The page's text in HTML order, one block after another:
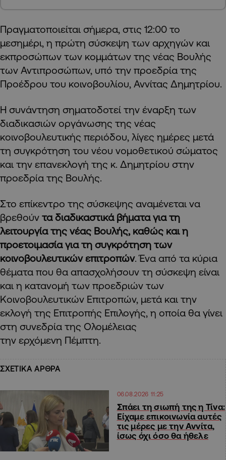
Πραγματοποιείται σήμερα, στις 12:00 το
μεσημέρι, η πρώτη σύσκεψη των αρχηγών και
εκπροσώπων των κομμάτων της νέας Βουλής
των Αντιπροσώπων, υπό την προεδρία της
Προέδρου του κοινοβουλίου, Αννίτας Δημητρίου.
Η συνάντηση σηματοδοτεί την έναρξη των
διαδικασιών οργάνωσης της νέας
κοινοβουλευτικής περιόδου, λίγες ημέρες μετά
τη συγκρότηση του νέου νομοθετικού σώματος
και την επανεκλογή της κ. Δημητρίου στην
προεδρία της Βουλής.
Στο επίκεντρο της σύσκεψης αναμένεται να
βρεθούν τα διαδικαστικά βήματα για τη
λειτουργία της νέας Βουλής, καθώς και η
προετοιμασία για τη συγκρότηση των
κοινοβουλευτικών επιτροπών. Ένα από τα κύρια
θέματα που θα απασχολήσουν τη σύσκεψη είναι
και η κατανομή των προεδριών των
Κοινοβουλευτικών Επιτροπών, μετά και την
εκλογή της Επιτροπής Επιλογής, η οποία θα γίνει
στη συνεδρία της Ολομέλειας
την ερχόμενη Πέμπτη.
ΣΧΕΤΙΚΑ ΑΡΘΡΑ
06.08.2026 11:25
Σπάει τη σιωπή της η Τίνα:
Είχαμε επικοινωνία αυτές
τις μέρες με την Αννίτα,
ίσως όχι όσο θα ήθελε